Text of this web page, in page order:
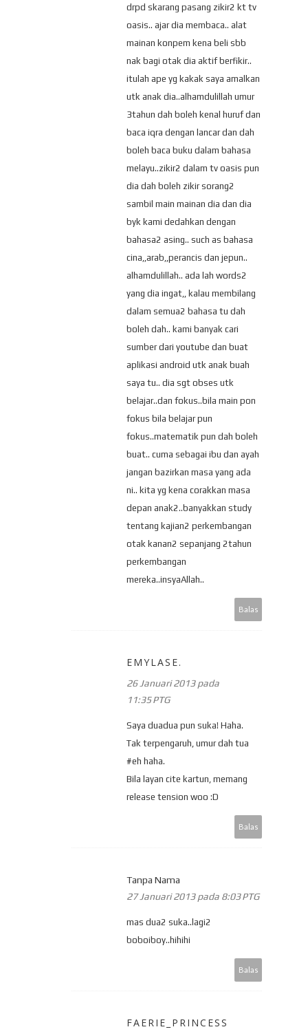
drpd skarang pasang zikir2 kt tv
oasis.. ajar dia membaca.. alat
mainan konpem kena beli sbb
nak bagi otak dia aktif berfikir..
itulah ape yg kakak saya amalkan
utk anak dia..alhamdulillah umur
3tahun dah boleh kenal huruf dan
baca iqra dengan lancar dan dah
boleh baca buku dalam bahasa
melayu..zikir2 dalam tv oasis pun
dia dah boleh zikir sorang2
sambil main mainan dia dan dia
byk kami dedahkan dengan
bahasa2 asing.. such as bahasa
cina,,arab,,perancis dan jepun..
alhamdulillah.. ada lah words2
yang dia ingat,, kalau membilang
dalam semua2 bahasa tu dah
boleh dah.. kami banyak cari
sumber dari youtube dan buat
aplikasi android utk anak buah
saya tu.. dia sgt obses utk
belajar..dan fokus..bila main pon
fokus bila belajar pun
fokus..matematik pun dah boleh
buat.. cuma sebagai ibu dan ayah
jangan bazirkan masa yang ada
ni.. kita yg kena corakkan masa
depan anak2..banyakkan study
tentang kajian2 perkembangan
otak kanan2 sepanjang 2tahun
perkembangan
mereka..insyaAllah..
Balas
EMYLASE.
26 Januari 2013 pada
11:35 PTG
Saya duadua pun suka! Haha.
Tak terpengaruh, umur dah tua
#eh haha.
Bila layan cite kartun, memang
release tension woo :D
Balas
Tanpa Nama
27 Januari 2013 pada 8:03 PTG
mas dua2 suka..lagi2
boboiboy..hihihi
Balas
FAERIE_PRINCESS